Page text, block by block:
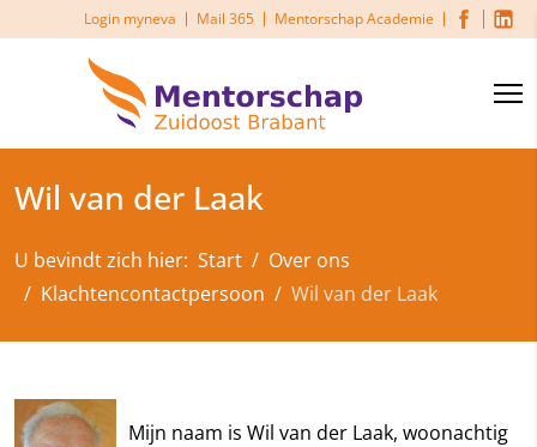
Login myneva Mail 365 Mentorschap Academie
Wil van der Laak
U bevindt zich hier: Start
Over ons
Klachtencontactpersoon
Wil van der Laak
Mijn naam is Wil van der Laak, woonachtig